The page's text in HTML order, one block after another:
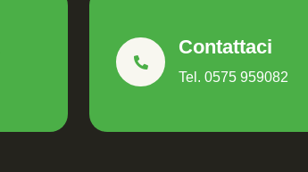
Contattaci
Tel. 0575 959082